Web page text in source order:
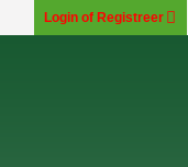
Login of Registreer